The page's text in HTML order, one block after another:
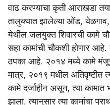
वाढ करण्याचा कृती आराखडा
तालुक्यात झालेल्‍या ओंड,
येथील जलयुक्त शिवारची कामे
सहा कामांची चौकशी होणार आहे.
ठपका आहे. २०१४ मध्‍ये कामे मंजूर
मात्र, २०१९ मधील अतिवृष्टीत
कामे दर्जाहीन असून, त्या कामात
झाला. त्यानुसार त्या कामांचा